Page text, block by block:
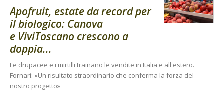
Apofruit, estate da record per
il biologico: Canova
e ViviToscano crescono a
doppia...
Le drupacee e i mirtilli trainano le vendite in Italia e all'estero.
Fornari: «Un risultato straordinario che conferma la forza del
nostro progetto»